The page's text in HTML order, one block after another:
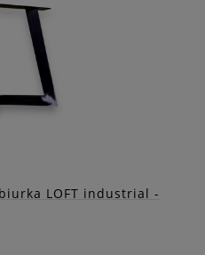
to niezwykle atrakcyjny element,
Twojemu meblowi.
DO KOSZYKA
LOFT industrial -